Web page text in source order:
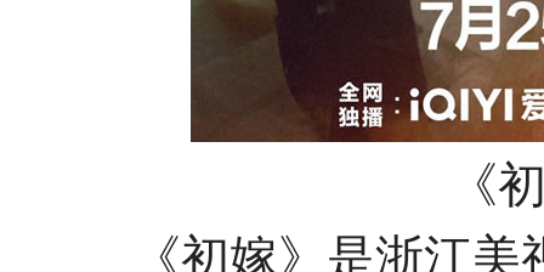
《
《初嫁》是浙江美